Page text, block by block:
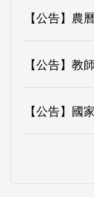
【公告】農
【公告】教
【公告】國